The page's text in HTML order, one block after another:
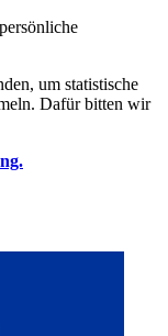
um statistische
Dafür bitten wir